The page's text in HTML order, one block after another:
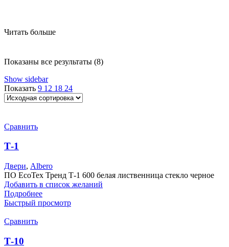
Читать больше
Показаны все результаты (8)
Show sidebar
Показать 9 12 18 24
Сравнить
Т-1
Двери, Albero
ПО EcoTex Тренд Т-1 600 белая лиственница стекло черное
Добавить в список желаний
Подробнее
Быстрый просмотр
Сравнить
Т-10